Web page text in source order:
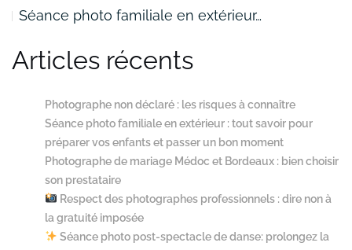
Séance photo familiale en extérieur…
Articles récents
Photographe non déclaré : les risques à connaître
Séance photo familiale en extérieur : tout savoir pour
préparer vos enfants et passer un bon moment
Photographe de mariage Médoc et Bordeaux : bien choisir
son prestataire
Respect des photographes professionnels : dire non à
la gratuité imposée
Séance photo post-spectacle de danse: prolongez la